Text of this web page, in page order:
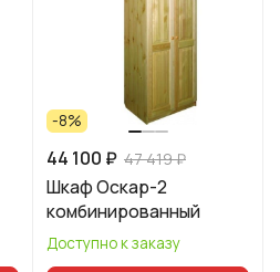
-8%
44 100 ₽ 47 419 ₽
Шкаф Оскар-2
комбинированный
Доступно к заказу